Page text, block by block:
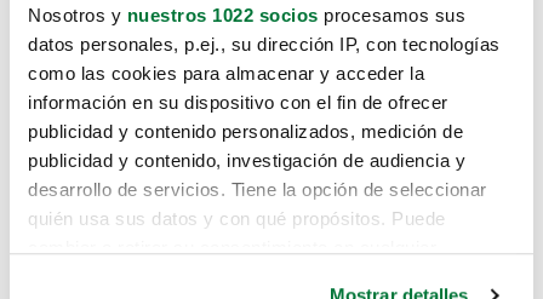
Nosotros y nuestros 1022 socios procesamos sus
datos personales, p.ej., su dirección IP, con tecnologías
como las cookies para almacenar y acceder la
información en su dispositivo con el fin de ofrecer
publicidad y contenido personalizados, medición de
publicidad y contenido, investigación de audiencia y
desarrollo de servicios. Tiene la opción de seleccionar
quién usa sus datos y con qué propósitos. Puede
Lo sentimos, no sabemos como
te hemos traido hasta aquí.
Pero puedes encontrar el coche que estás
buscando en alguno de estos enlaces: